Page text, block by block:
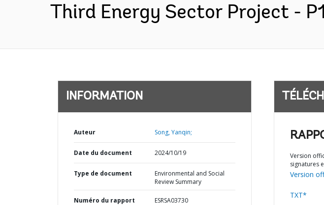
Third Energy Sector Project -
INFORMATION
Auteur Song, Yanqin;
Date du document 2024/10/19
Type de document
Environmental and Social
Review Summary
Numéro du rapport ESRSA03730
Version
signatures
Version
TXT*